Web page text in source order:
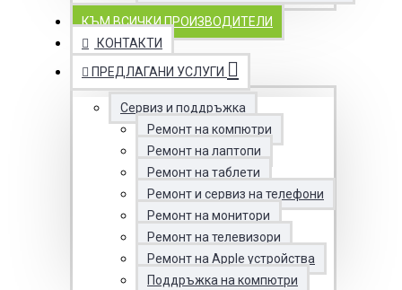
КЪМ ВСИЧКИ ПРОИЗВОДИТЕЛИ
КОНТАКТИ
ПРЕДЛАГАНИ УСЛУГИ
Сервиз и поддръжка
Ремонт на компютри
Ремонт на лаптопи
Ремонт на таблети
Ремонт и сервиз на телефони
Ремонт на монитори
Ремонт на телевизори
Ремонт на Apple устройства
Поддръжка на компютри